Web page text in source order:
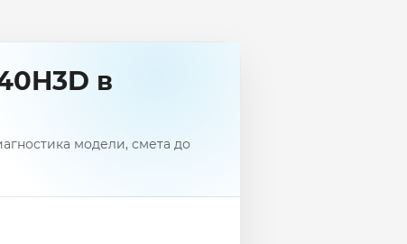
в
модели, смета до